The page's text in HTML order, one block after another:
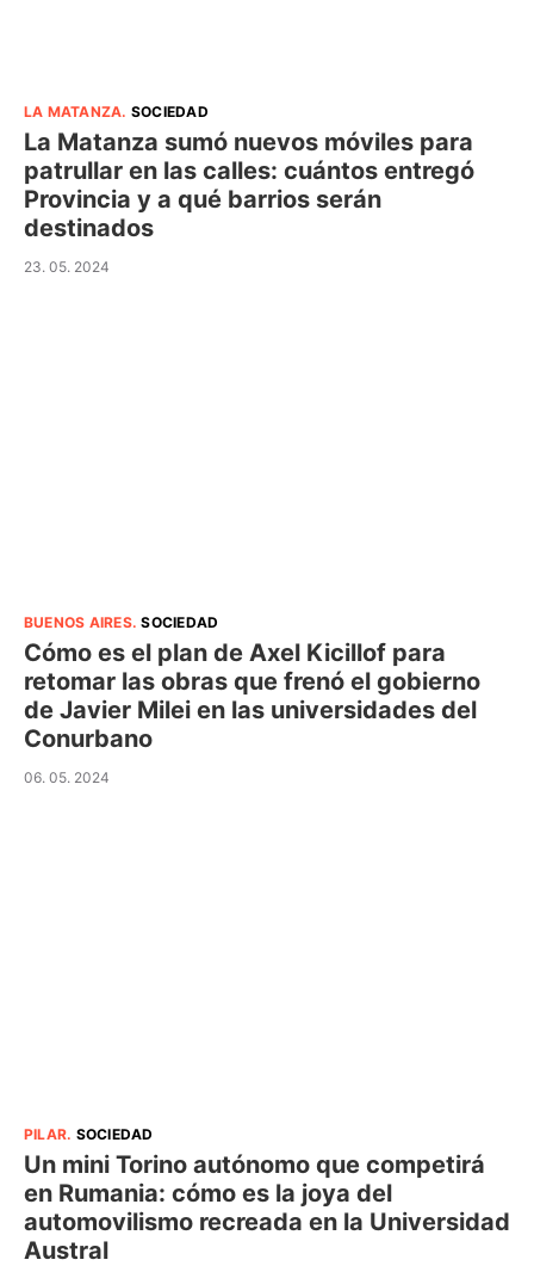
LA MATANZA. SOCIEDAD
La Matanza sumó nuevos móviles para
patrullar en las calles: cuántos entregó
Provincia y a qué barrios serán
destinados
23. 05. 2024
BUENOS AIRES.SOCIEDAD
Cómo es el plan de Axel Kicillof para
retomar las obras que frenó el gobierno
de Javier Milei en las universidades del
Conurbano
06. 05. 2024
PILAR. SOCIEDAD
Un mini Torino autónomo que competirá
en Rumania: cómo es la joya del
automovilismo recreada en la Universidad
Austral